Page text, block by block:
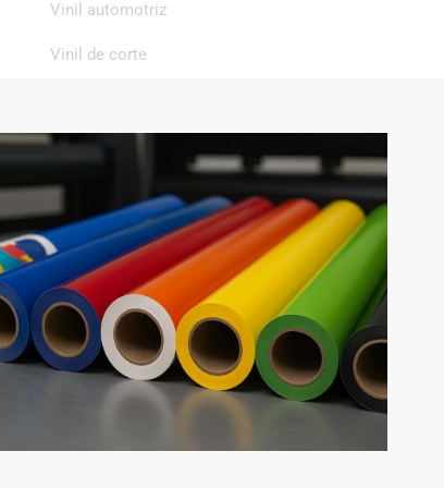
Vinil automotriz
Vinil de corte
Vinil textil